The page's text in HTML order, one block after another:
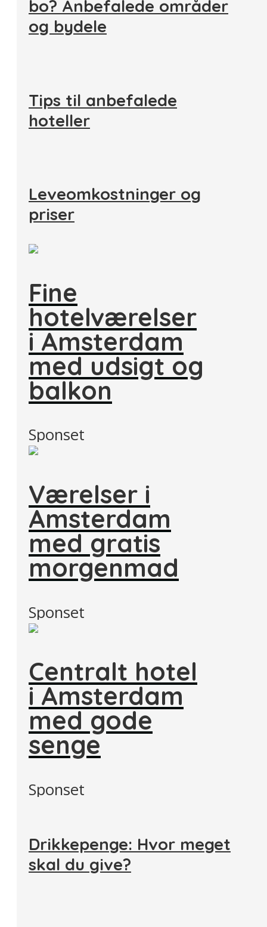
bo? Anbefalede områder
og bydele
Tips til anbefalede
hoteller
Leveomkostninger og
priser
Fine
hotelværelser
i Amsterdam
med udsigt og
balkon
Sponset
Værelser i
Amsterdam
med gratis
morgenmad
Sponset
Centralt hotel
i Amsterdam
med gode
senge
Sponset
Drikkepenge: Hvor meget
skal du give?